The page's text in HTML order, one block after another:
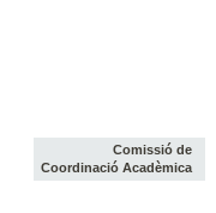
Comissió de
Coordinació Acadèmica